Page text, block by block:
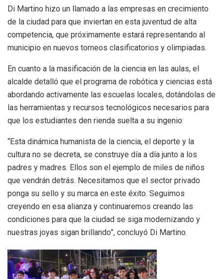
Di Martino hizo un llamado a las empresas en crecimiento
de la ciudad para que inviertan en esta juventud de alta
competencia, que próximamente estará representando al
municipio en nuevos torneos clasificatorios y olimpiadas.
En cuanto a la masificación de la ciencia en las aulas, el
alcalde detalló que el programa de robótica y ciencias está
abordando activamente las escuelas locales, dotándolas de
las herramientas y recursos tecnológicos necesarios para
que los estudiantes den rienda suelta a su ingenio:
“Esta dinámica humanista de la ciencia, el deporte y la
cultura no se decreta, se construye día a día junto a los
padres y madres. Ellos son el ejemplo de miles de niños
que vendrán detrás. Necesitamos que el sector privado
ponga su sello y su marca en este éxito. Seguimos
creyendo en esa alianza y continuaremos creando las
condiciones para que la ciudad se siga modernizando y
nuestras joyas sigan brillando”, concluyó Di Martino.